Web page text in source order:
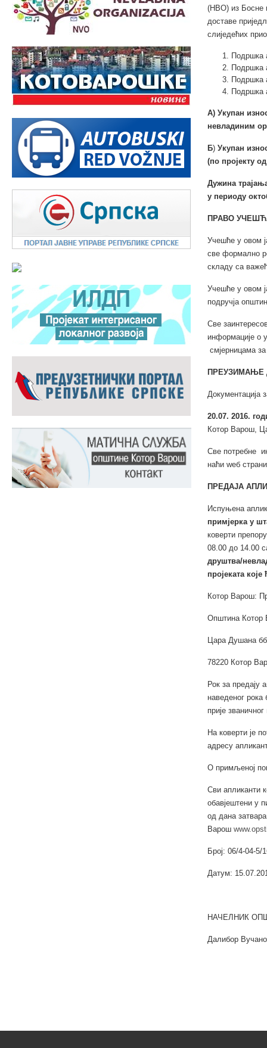
(НВО) из Босне
доставе
слиједећих
Подршка
Подршка
Подршка
Подршка
А) Укупан и
невладиним
Б)Укупан и
(по пројекту
Дужина
у периоду
ПРАВО
Учешће у овом
све формално
складу са
Учешће у овом
подручја
Све
информације о
смјерницама
ПРЕУЗИМАЊЕ
Документација
20.07. 2016.
Котор Варош,
Све потребне
наћи wеб
ПРЕДАЈА
Испуњена
примјеркау
коверти
08.00 до 14.00
друштва/
пројеката
Котор Варош:
Општина Котор
Цара Душана бб
78220 Котор
Рок за предају
наведеног
прије
На коверти је
адресу
О примљеној
Сви апликанти
обавјештени у
од дана
Варош
Број: 06/4-04-5/
Датум:
НАЧЕЛНИК
Далибор